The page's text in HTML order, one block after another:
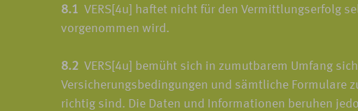
8.1 VERS[4u] haftet nicht für den Vermittlungserfolg
vorgenommen wird.
8.2 VERS[4u] bemüht sich in zumutbarem Umfang
Versicherungsbedingungen und sämtliche Formulare
richtig sind. Die Daten und Informationen beruhen